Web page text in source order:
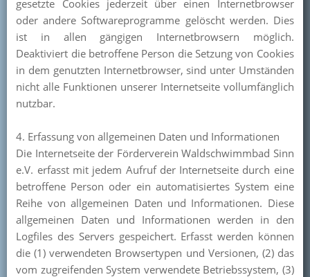
gesetzte Cookies jederzeit über einen Internetbrowser
oder andere Softwareprogramme gelöscht werden. Dies
ist in allen gängigen Internetbrowsern möglich.
Deaktiviert die betroffene Person die Setzung von Cookies
in dem genutzten Internetbrowser, sind unter Umständen
nicht alle Funktionen unserer Internetseite vollumfänglich
nutzbar.
4. Erfassung von allgemeinen Daten und Informationen
Die Internetseite der Förderverein Waldschwimmbad Sinn
e.V. erfasst mit jedem Aufruf der Internetseite durch eine
betroffene Person oder ein automatisiertes System eine
Reihe von allgemeinen Daten und Informationen. Diese
allgemeinen Daten und Informationen werden in den
Logfiles des Servers gespeichert. Erfasst werden können
die (1) verwendeten Browsertypen und Versionen, (2) das
vom zugreifenden System verwendete Betriebssystem, (3)